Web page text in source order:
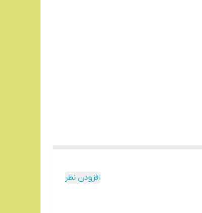
افزودن نظر